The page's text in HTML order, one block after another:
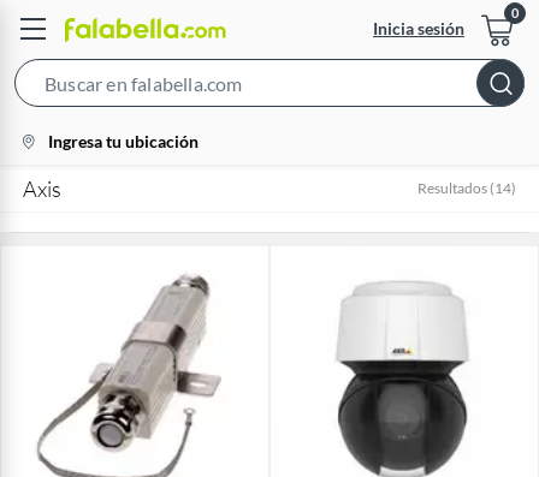
Inicia sesión
Bar
location-
icon
Ingresa tu ubicación
Axis Resultados (14)